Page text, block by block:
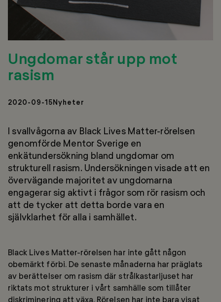
Ungdomar står upp mot
rasism
2020-09-15Nyheter
I svallvågorna av Black Lives Matter-rörelsen
genomförde Mentor Sverige en
enkätundersökning bland ungdomar om
strukturell rasism. Undersökningen visade att en
övervägande majoritet av ungdomarna
engagerar sig aktivt i frågor som rör rasism och
att de tycker att detta borde vara en
självklarhet för alla i samhället.
Black Lives Matter-rörelsen har inte gått någon
obemärkt förbi. De senaste månaderna har präglats
av berättelser om rasism där strålkastarljuset har
riktats mot strukturer i vårt samhälle som tillåter
diskriminering att växa. Rörelsen har inte bara visat